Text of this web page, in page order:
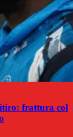
frattura col